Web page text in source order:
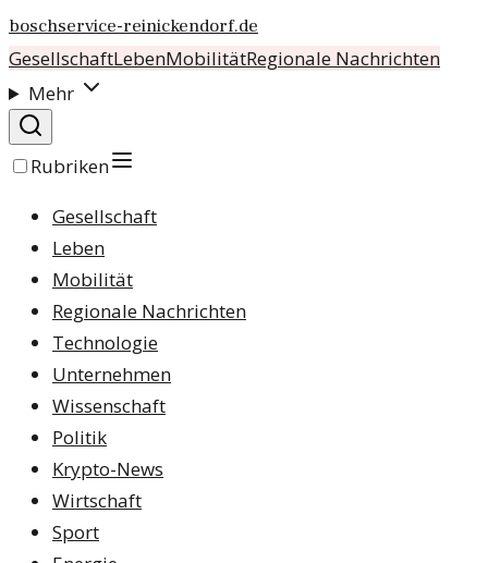
boschservice-reinickendorf.de
GesellschaftLebenMobilitätRegionale Nachrichten
Mehr
Rubriken
Gesellschaft
Leben
Mobilität
Regionale Nachrichten
Technologie
Unternehmen
Wissenschaft
Politik
Krypto-News
Wirtschaft
Sport